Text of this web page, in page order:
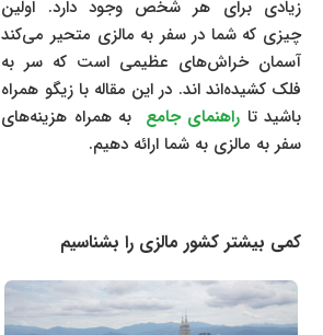
زیادی برای هر شخص وجود دارد. اولین
چیزی که شما در سفر به مالزی متحیر می‌کند
آسمان خراش‌های عظیمی است که سر به
فلک کشیده‌اند اند. در این مقاله با زیگو همراه
باشید تا راهنمای جامع به همراه هزینه‌های
سفر به مالزی به شما ارائه دهیم.
کمی بیشتر کشور مالزی را بشناسیم